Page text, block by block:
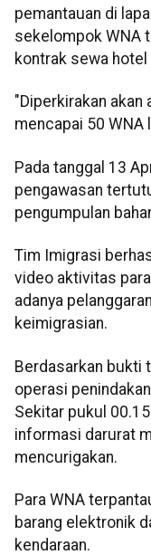
pemantauan di
sekelompok WNA
kontrak sewa
"Diperkirakan akan
mencapai 50 WNA
Pada tanggal 13
pengawasan
pengumpulan
Tim Imigrasi
video aktivitas
adanya
keimigrasian.
Berdasarkan bukti
operasi
Sekitar pukul
informasi darurat
mencurigakan.
Para WNA
barang elektronik
kendaraan.